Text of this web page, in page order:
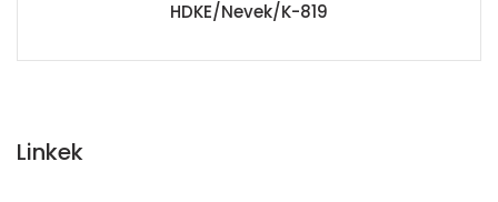
HDKE/Nevek/K-819
Linkek